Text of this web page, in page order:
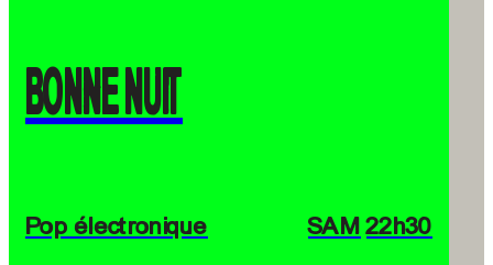
BONNE NUIT
Pop électronique SAM 22h30